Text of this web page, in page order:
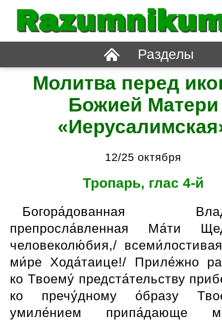
Разделы
Молитва перед
Божией Матери
12/25 октября
Тропарь, глас 4-й
Богора́дованная
препросла́вленная Ма́ти
человеколю́бия,/
ми́ре Хода́таице!/ Приле́жно
ко Твоему́ предста́тельству
ко пречу́дному о́бразу
умиле́нием припа́дающе